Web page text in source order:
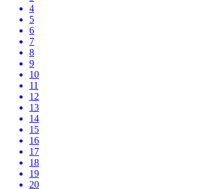
4
5
6
7
8
9
10
11
12
13
14
15
16
17
18
19
20